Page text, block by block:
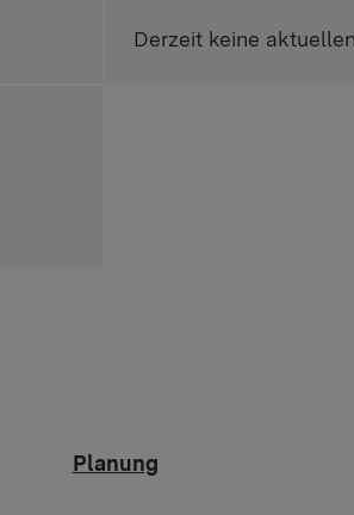
Derzeit keine aktuellen
Planung